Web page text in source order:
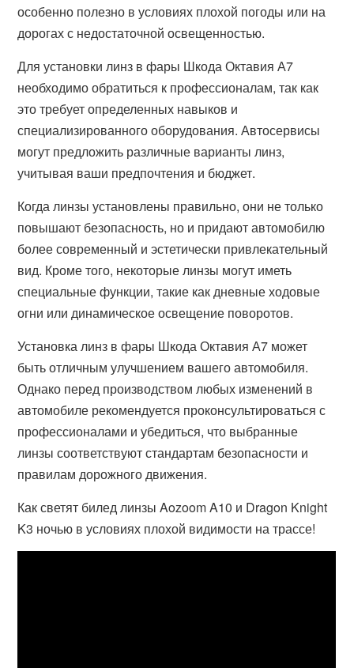
особенно полезно в условиях плохой погоды или на
дорогах с недостаточной освещенностью.
Для установки линз в фары Шкода Октавия А7
необходимо обратиться к профессионалам, так как
это требует определенных навыков и
специализированного оборудования. Автосервисы
могут предложить различные варианты линз,
учитывая ваши предпочтения и бюджет.
Когда линзы установлены правильно, они не только
повышают безопасность, но и придают автомобилю
более современный и эстетически привлекательный
вид. Кроме того, некоторые линзы могут иметь
специальные функции, такие как дневные ходовые
огни или динамическое освещение поворотов.
Установка линз в фары Шкода Октавия А7 может
быть отличным улучшением вашего автомобиля.
Однако перед производством любых изменений в
автомобиле рекомендуется проконсультироваться с
профессионалами и убедиться, что выбранные
линзы соответствуют стандартам безопасности и
правилам дорожного движения.
Как светят билед линзы Aozoom A10 и Dragon Knight
K3 ночью в условиях плохой видимости на трассе!